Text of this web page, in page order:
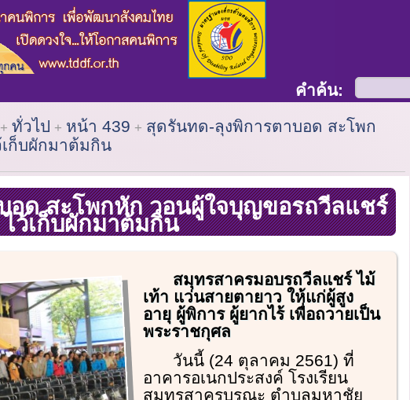
คำค้น:
ทั่วไป หน้า 439
สุดรันทด-ลุงพิการตาบอด สะโพก
ก็บผักมาต้มกิน
อด สะโพกหัก วอนผู้ใจบุญขอรถวีลแชร์
ไว้เก็บผักมาต้มกิน
สมุทรสาครมอบรถวีลแชร์ ไม้
เท้า แว่นสายตายาว ให้แก่ผู้สูง
อายุ ผู้พิการ ผู้ยากไร้ เพื่อถวายเป็น
พระราชกุศล
วันนี้ (24 ตุลาคม 2561) ที่
อาคารอเนกประสงค์ โรงเรียน
สมุทรสาครบูรณะ ตำบลมหาชัย